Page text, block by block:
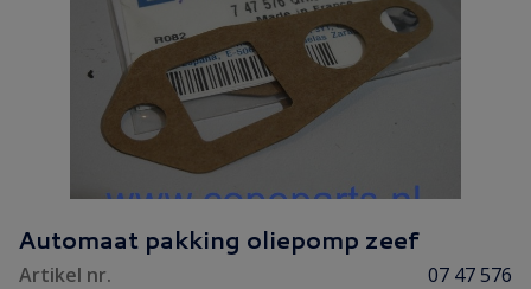
Automaat pakking oliepomp zeef
Artikel nr.
07 47 576